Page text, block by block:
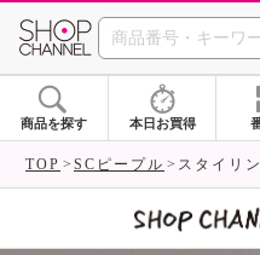
商品を探す 本日お買得
TOP SCピープル スタイリ